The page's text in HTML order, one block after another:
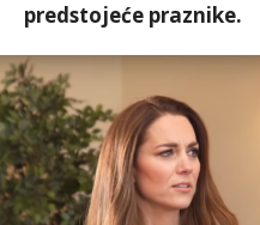
predstojeće praznike.